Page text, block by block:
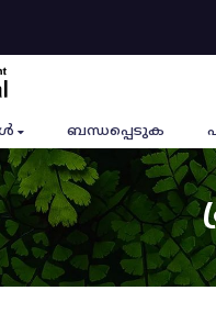
ബന്ധപ്പെടുക